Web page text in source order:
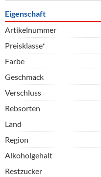
Eigenschaft
Artikelnummer
Preisklasse*
Farbe
Geschmack
Verschluss
Rebsorten
Land
Region
Alkoholgehalt
Restzucker